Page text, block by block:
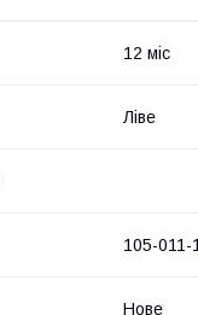
12 міс
Ліве
105-011-
Нове